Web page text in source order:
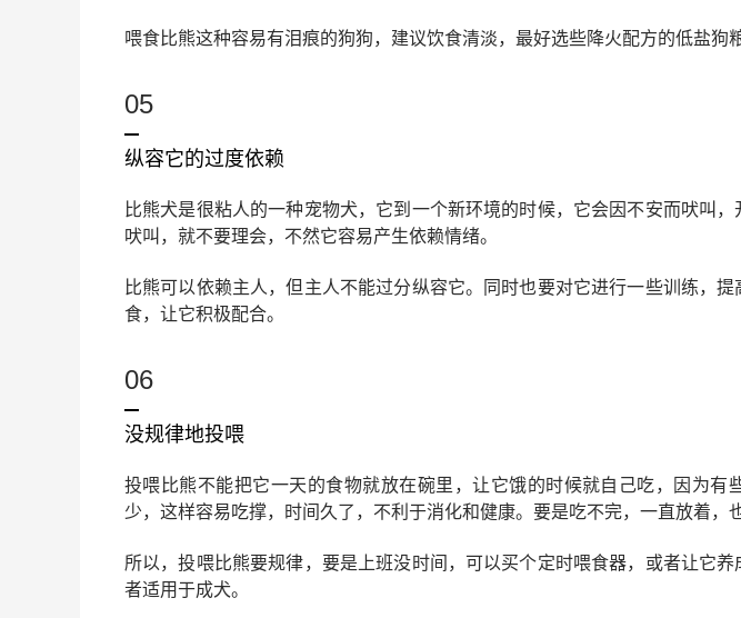
喂食比熊这种容易有泪痕的狗狗，建议饮食清淡，最好选些降火配方的低盐狗粮
05
纵容它的过度依赖
比熊犬是很粘人的一种宠物犬，它到一个新环境的时候，它会因不安而吠叫
吠叫，就不要理会，不然它容易产生依赖情绪。
比熊可以依赖主人，但主人不能过分纵容它。同时也要对它进行一些训练，
食，让它积极配合。
06
没规律地投喂
投喂比熊不能把它一天的食物就放在碗里，让它饿的时候就自己吃，因为有
少，这样容易吃撑，时间久了，不利于消化和健康。要是吃不完，一直放着，
所以，投喂比熊要规律，要是上班没时间，可以买个定时喂食器，或者让它
者适用于成犬。